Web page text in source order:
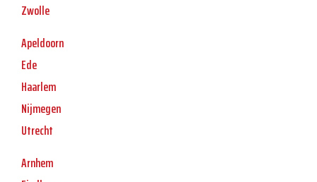
Zwolle
Apeldoorn
Ede
Haarlem
Nijmegen
Utrecht
Arnhem